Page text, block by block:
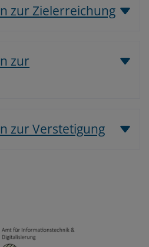
zur Zielerreichung
zur
zur Verstetigung